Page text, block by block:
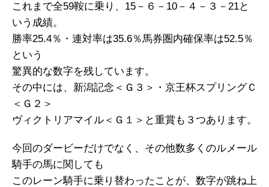
これまで全59鞍に乗り、15－６－10－４－３－21と
いう成績。
勝率25.4％・連対率は35.6％馬券圏内確保率は52.5％
という
驚異的な数字を残しています。
その中には、新潟記念＜Ｇ３＞・京王杯スプリングＣ
＜Ｇ２＞
ヴィクトリアマイル＜Ｇ１＞と重賞も３つあります。
今回のダービーだけでなく、その他数多くのルメール
騎手の馬に関しても
このレーン騎手に乗り替わったことが、数字が跳ね上